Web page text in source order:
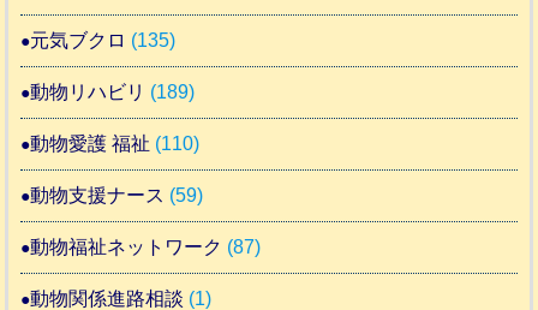
元気ブクロ (135)
動物リハビリ (189)
動物愛護 福祉 (110)
動物支援ナース (59)
動物福祉ネットワーク (87)
動物関係進路相談 (1)